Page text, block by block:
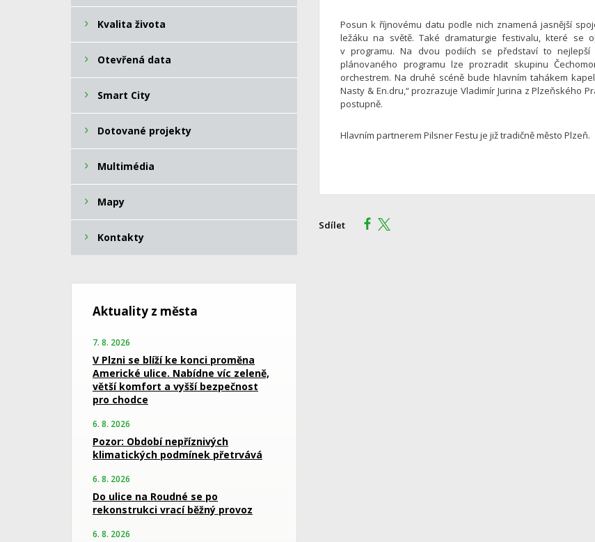
Posun k říjnovému datu podle nich znamená jasnější
ležáku na světě. Také dramaturgie festivalu, které se
v programu. Na dvou podiích se představí to
plánovaného programu lze prozradit skupinu
orchestrem. Na druhé scéně bude hlavním tahákem
Nasty & En.dru,“ prozrazuje Vladimír Jurina z Plzeňského
postupně.
Hlavním partnerem Pilsner Festu je již tradičně město Plzeň.
Sdílet
Kvalita života
Otevřená data
Smart City
Dotované projekty
Multimédia
Mapy
Kontakty
Aktuality z města
7. 8. 2026
V Plzni se blíží ke konci proměna
Americké ulice. Nabídne víc zeleně,
větší komfort a vyšší bezpečnost
pro chodce
6. 8. 2026
Pozor: Období nepříznivých
klimatických podmínek přetrvává
6. 8. 2026
Do ulice na Roudné se po
rekonstrukci vrací běžný provoz
6. 8. 2026